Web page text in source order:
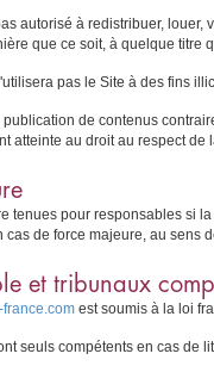
autorisé à redistribuer,
que ce soit, à quelque titre
pas le Site à des fins
publication de contenus
atteinte au droit au respect de
tenues pour responsables si
cas de force majeure, au sens
et tribunaux
est soumis à la loi
seuls compétents en cas de